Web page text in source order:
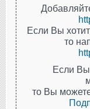
Если Вы
то
Если Вы
то Вы